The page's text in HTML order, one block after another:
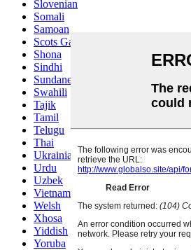
Slovenian
Somali
Samoan
Scots Gaelic
Shona
Sindhi
Sundanese
Swahili
Tajik
Tamil
Telugu
Thai
Ukrainian
Urdu
Uzbek
Vietnamese
Welsh
Xhosa
Yiddish
Yoruba